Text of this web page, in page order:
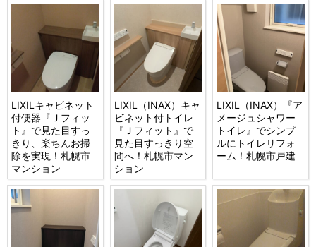
LIXILキャビネット
付便器『Ｊフィッ
ト』で見た目すっ
きり、楽ちんお掃
除を実現！札幌市
マンション
LIXIL（INAX）キャ
ビネット付トイレ
『Ｊフィット』で
見た目すっきり空
間へ！札幌市マン
ション
LIXIL（INAX）『ア
メージュシャワー
トイレ』でシンプ
ルにトイレリフォ
ーム！札幌市戸建